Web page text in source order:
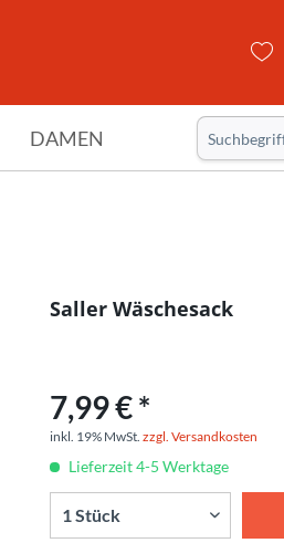
DAMEN
Saller Wäschesack
7,99 € *
inkl. 19% MwSt. zzgl. Versandkosten
Lieferzeit 4-5 Werktage